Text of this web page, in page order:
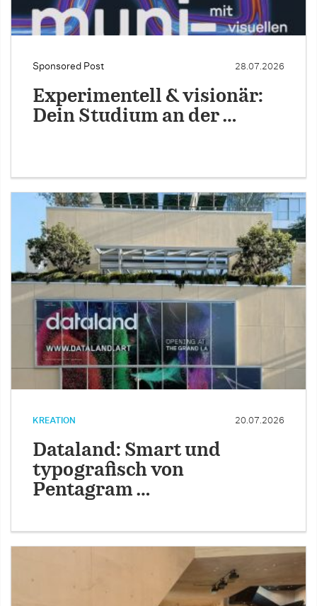
Sponsored Post 28.07.2026
Experimentell & visionär:
Dein Studium an der …
KREATION 20.07.2026
Dataland: Smart und
typografisch von
Pentagram …